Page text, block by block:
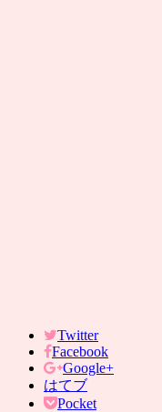
Twitter
Facebook
Google+
はてブ
Pocket